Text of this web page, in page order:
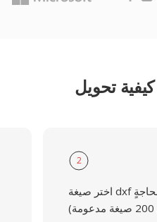
2
اختر صيغة dxf أو أية صيغة أخرى أنت بحاجةٍ